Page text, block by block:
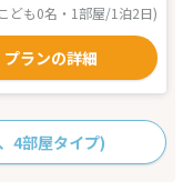
ども0名・1部屋/1泊2日)
プランの詳細
4部屋タイプ)